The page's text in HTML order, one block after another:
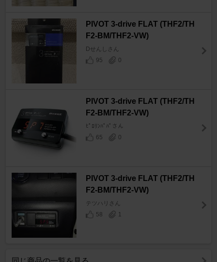
PIVOT 3-drive FLAT (THF2/TH
F2-BM/THF2-VW)
Dせんしさん
95
0
PIVOT 3-drive FLAT (THF2/TH
F2-BM/THF2-VW)
ﾋﾟﾛﾘﾝﾊﾟﾊﾟさん
65
0
PIVOT 3-drive FLAT (THF2/TH
F2-BM/THF2-VW)
テツハリさん
58
1